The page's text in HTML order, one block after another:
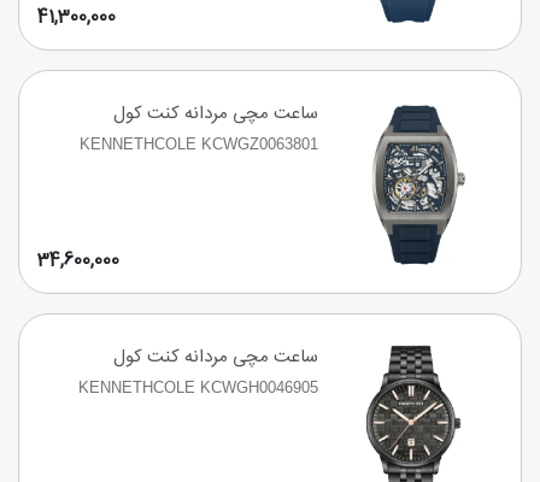
41,300,000
ساعت مچی مردانه کنت کول
KENNETHCOLE KCWGZ0063801
34,600,000
ساعت مچی مردانه کنت کول
KENNETHCOLE KCWGH0046905